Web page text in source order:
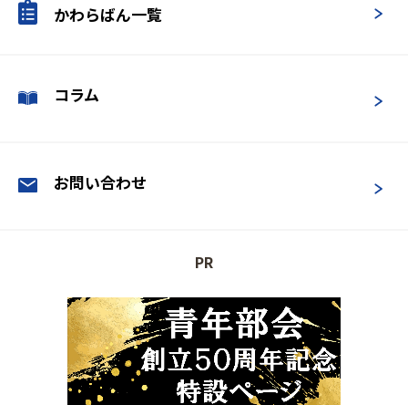
かわらばん一覧
コラム
お問い合わせ
PR